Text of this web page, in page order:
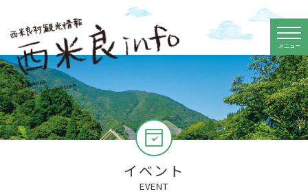
メニュー
イベント
EVENT